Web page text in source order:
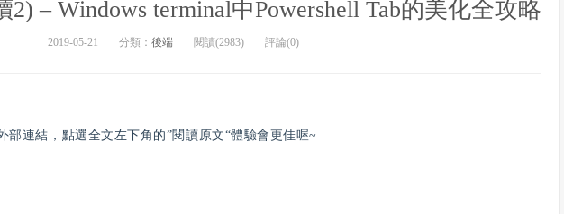
– Windows terminal中Powershell Tab的美化全攻略
2019-05-21 分類： 後端 閱讀(2983) 評論(0)
部連結，點選全文左下角的”閱讀原文“體驗會更佳喔~